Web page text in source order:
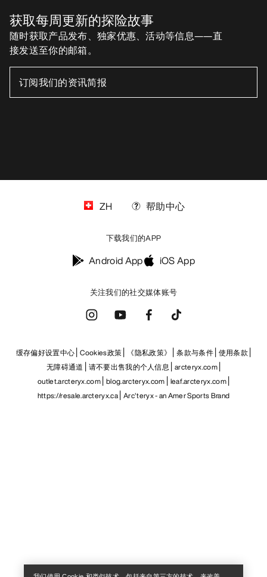
获取每周更新的探险故事
随时获取产品发布、独家优惠、活动等信息——直
接发送至你的邮箱。
关注我们的社交媒体账号
ZH 帮助中心
下载我们的APP
Android App iOS App
缓存偏好设置中心 Cookies政策 《隐私政策》 条款与条件 使用条款
无障碍通道
请不要出售我的个人信息 arcteryx.com
outlet.arcteryx.com blog.arcteryx.com leaf.arcteryx.com
https://resale.arcteryx.ca Arc'teryx - an Amer Sports Brand